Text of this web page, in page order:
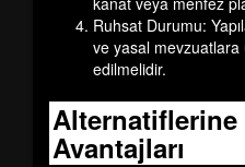
Ruhsat Durumu:
ve yasal
edilmelidir.
Alternatiflerine
Avantajları